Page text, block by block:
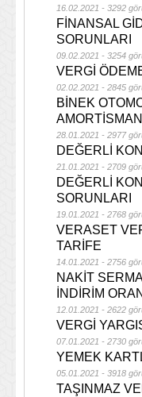
16.02.2021 - 3292
FİNANSAL
SORUNLARI
09.02.2021 - 3254
VERGİ
02.02.2021 - 2845
BİNEK
28.01.2021 - 2977
DEĞERLİ
21.01.2021 - 2709
DEĞERLİ
SORUNLARI
19.01.2021 - 2768
VERASET
TARİFE
14.01.2021 - 2756
NAKİT
İNDİRİM ORANI
12.01.2021 - 2622
VERGİ
07.01.2021 - 2730
YEMEK
05.01.2021 - 3918
TAŞINMAZ